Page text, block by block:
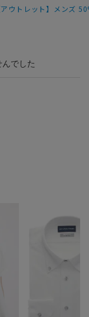
アウトレット】メンズ